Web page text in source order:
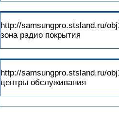
http://samsungpro.stsland.ru/
зона радио покрытия
http://samsungpro.stsland.ru/
центры обслуживания